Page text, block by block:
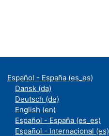
Español - España ‎(es_es)‎
Dansk ‎(da)‎
Deutsch ‎(de)‎
English ‎(en)‎
Español - España ‎(es_es)‎
Español - Internacional ‎(es)‎